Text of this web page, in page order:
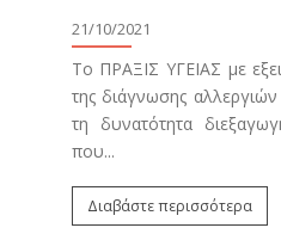
21/10/2021
Το ΠΡΑΞΙΣ ΥΓΕΙΑΣ με
της διάγνωσης αλλεργιών
τη δυνατότητα
που...
Διαβάστε περισσότερα